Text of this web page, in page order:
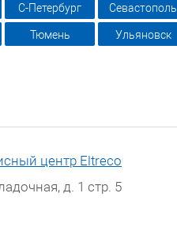
С-Петербург Севастополь
Тюмень Ульяновск
центр Eltreco
д. 1 стр. 5